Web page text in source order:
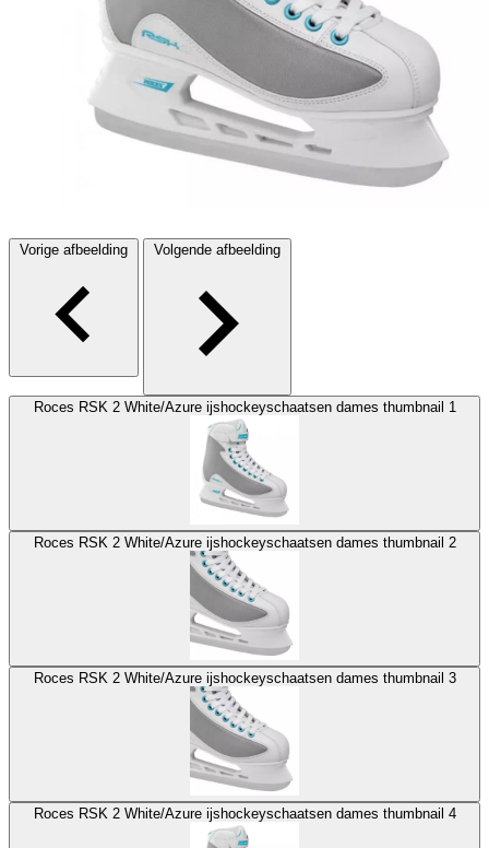
Vorige afbeelding Volgende afbeelding
Roces RSK 2 White/Azure ijshockeyschaatsen dames thumbnail 1
Roces RSK 2 White/Azure ijshockeyschaatsen dames thumbnail 2
Roces RSK 2 White/Azure ijshockeyschaatsen dames thumbnail 3
Roces RSK 2 White/Azure ijshockeyschaatsen dames thumbnail 4